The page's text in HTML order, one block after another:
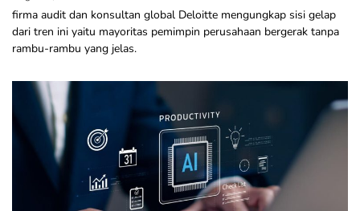
firma audit dan konsultan global Deloitte mengungkap sisi gelap
dari tren ini yaitu mayoritas pemimpin perusahaan bergerak tanpa
rambu-rambu yang jelas.